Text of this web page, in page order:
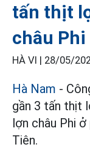
tấn thịt
châu Phi
HÀ VI | 28/05/
Hà Nam -
gần 3 tấn thịt
lợn châu Phi
Tiên.